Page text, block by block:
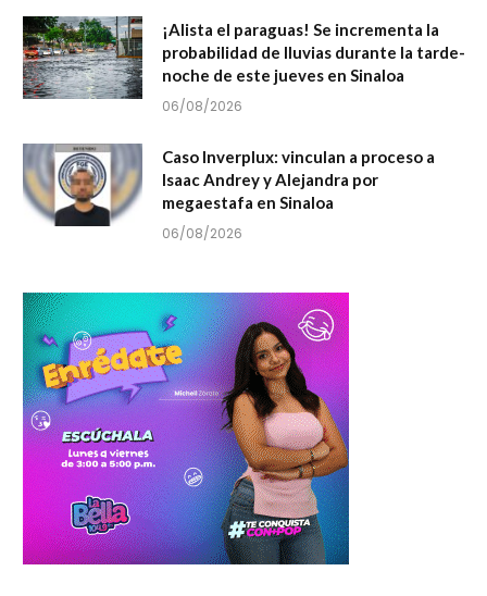
¡Alista el paraguas! Se incrementa la
probabilidad de lluvias durante la tarde-
noche de este jueves en Sinaloa
06/08/2026
Caso Inverplux: vinculan a proceso a
Isaac Andrey y Alejandra por
megaestafa en Sinaloa
06/08/2026